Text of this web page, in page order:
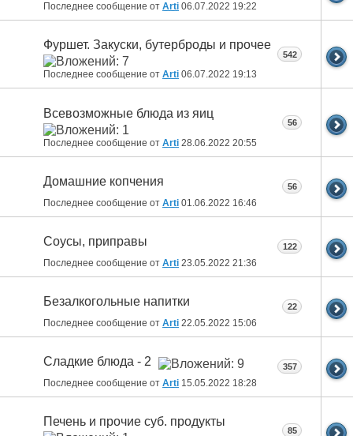
Последнее сообщение от Arti 06.07.2022 19:22
Фуршет. Закуски, бутерброды и прочее
Последнее сообщение от Arti 06.07.2022 19:13
542
Всевозможные блюда из яиц
Последнее сообщение от Arti 28.06.2022 20:55
56
Домашние копчения
Последнее сообщение от Arti 01.06.2022 16:46
56
Соусы, приправы
Последнее сообщение от Arti 23.05.2022 21:36
122
Безалкогольные напитки
Последнее сообщение от Arti 22.05.2022 15:06
22
Сладкие блюда - 2
Последнее сообщение от Arti 15.05.2022 18:28
357
Печень и прочие суб. продукты
85